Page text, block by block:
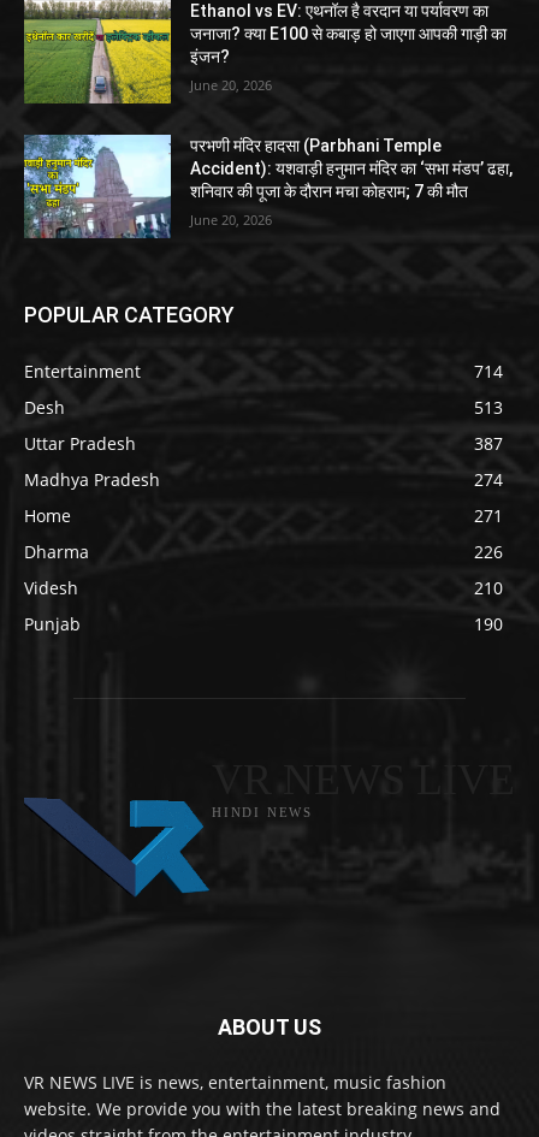
Ethanol vs EV: एथनॉल है वरदान या पर्यावरण का
जनाजा? क्या E100 से कबाड़ हो जाएगा आपकी गाड़ी का
इंजन?
June 20, 2026
परभणी मंदिर हादसा (Parbhani Temple
Accident): यशवाड़ी हनुमान मंदिर का ‘सभा मंडप’ ढहा,
शनिवार की पूजा के दौरान मचा कोहराम; 7 की मौत
June 20, 2026
POPULAR CATEGORY
Entertainment
714
Desh
513
Uttar Pradesh
387
Madhya Pradesh
274
Home
271
Dharma
226
Videsh
210
Punjab
190
HINDI NEWS
ABOUT US
VR NEWS LIVE is news, entertainment, music fashion
website. We provide you with the latest breaking news and